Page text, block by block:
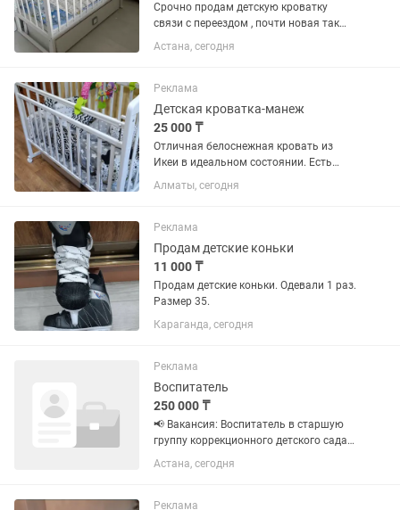
Срочно продам детскую кроватку
связи с переездом , почти новая так
как ребенок в нем не лежал, кровать
сделана из дерева березы, кровать с
матрасом .цена 8 тыс
Астана, сегодня
Реклама
Детская кроватка-манеж
25 000 ₸
Отличная белоснежная кровать из
Икеи в идеальном состоянии. Есть
матрас и подушки. От рождения до 4х
Алматы, сегодня
Реклама
Продам детские коньки
11 000 ₸
Продам детские коньки. Одевали 1 раз.
Размер 35.
Караганда, сегодня
Реклама
Воспитатель
250 000 ₸
📢 Вакансия: Воспитатель в старшую
группу коррекционного детского сада
Мы ищем ответственного,
доброжелательного и любящего детей
коррекционного детского сада.
Астана, сегодня
Реклама